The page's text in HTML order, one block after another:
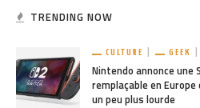
TRENDING NOW
CULTURE GEEK
Nintendo annonce
remplaçable en
un peu plus lourde